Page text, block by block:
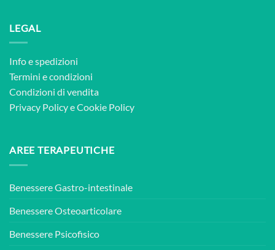
LEGAL
Info e spedizioni
Termini e condizioni
Condizioni di vendita
Privacy PolicyeCookie Policy
AREE TERAPEUTICHE
Benessere Gastro-intestinale
Benessere Osteoarticolare
Benessere Psicofisico